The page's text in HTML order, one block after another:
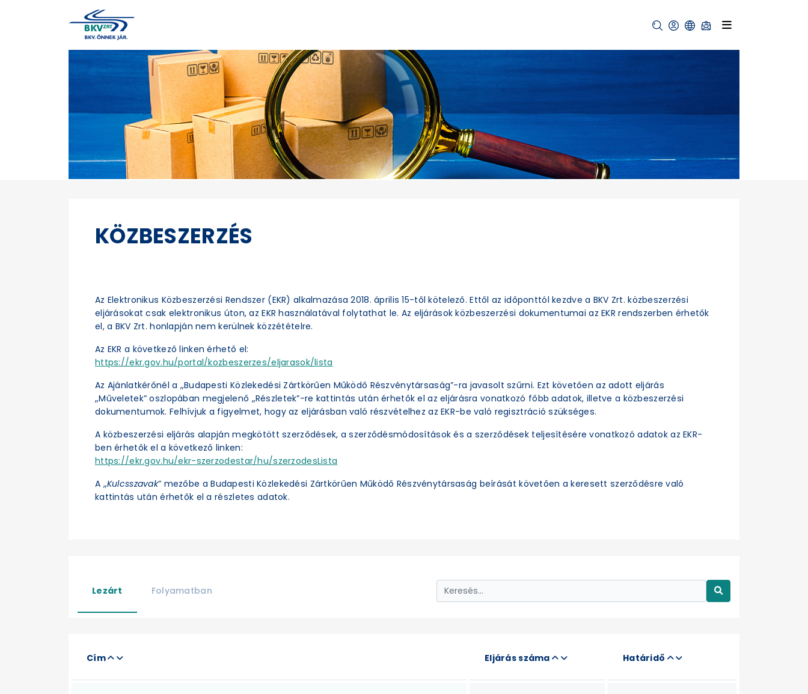
KÖZBESZERZÉS
Az Elektronikus Közbeszerzési Rendszer (EKR) alkalmazása 2018. április 15-től kötelező. Ettől az időponttól kezdve a BKV Zrt. közbeszerzési
eljárásokat csak elektronikus úton, az EKR használatával folytathat le. Az eljárások közbeszerzési dokumentumai az EKR rendszerben érhetők
el, a BKV Zrt. honlapján nem kerülnek közzétételre.
Az EKR a következő linken érhető el:
https://ekr.gov.hu/portal/kozbeszerzes/eljarasok/lista
Az Ajánlatkérőnél a „Budapesti Közlekedési Zártkörűen Működő Részvénytársaság”-ra javasolt szűrni. Ezt követően az adott eljárás
„Műveletek” oszlopában megjelenő „Részletek”-re kattintás után érhetők el az eljárásra vonatkozó főbb adatok, illetve a közbeszerzési
dokumentumok. Felhívjuk a figyelmet, hogy az eljárásban való részvételhez az EKR-be való regisztráció szükséges.
A közbeszerzési eljárás alapján megkötött szerződések, a szerződésmódosítások és a szerződések teljesítésére vonatkozó adatok az EKR-
ben érhetők el a következő linken:
https://ekr.gov.hu/ekr-szerzodestar/hu/szerzodesLista
A „Kulcsszavak” mezőbe a Budapesti Közlekedési Zártkörűen Működő Részvénytársaság beírását követően a keresett szerződésre való
kattintás után érhetők el a részletes adatok.
Lezárt Folyamatban
Cím Eljárás száma Határidő